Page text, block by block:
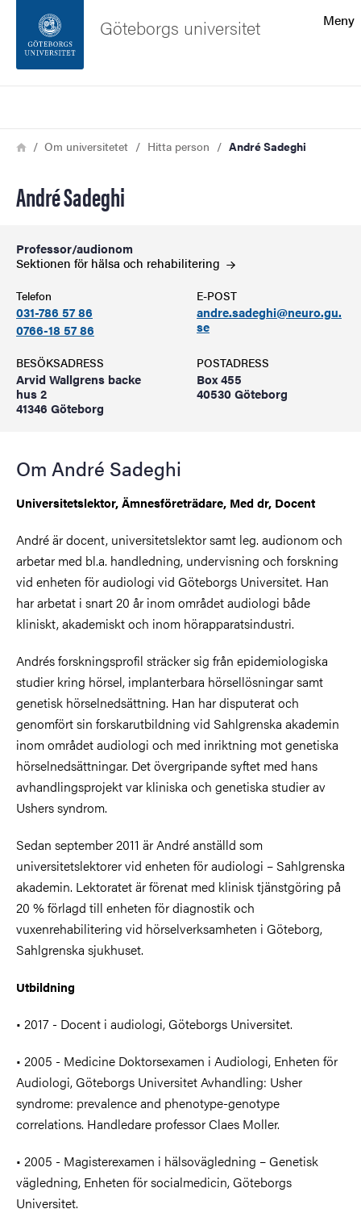
Sidfoten
Meny
Göteborgs universitet
Länkstig
HemOm universitetet Hitta person André Sadeghi
André Sadeghi
Professor/audionom
Sektionen för hälsa och rehabilitering
Telefon
031-786 57 86
0766-18 57 86
E-POST
andre.sadeghi@neuro.gu.
se
BESÖKSADRESS
Arvid Wallgrens backe
hus 2
41346 Göteborg
POSTADRESS
Box 455
40530 Göteborg
Om André Sadeghi
Universitetslektor, Ämnesföreträdare, Med dr, Docent
André är docent, universitetslektor samt leg. audionom och
arbetar med bl.a. handledning, undervisning och forskning
vid enheten för audiologi vid Göteborgs Universitet. Han
har arbetat i snart 20 år inom området audiologi både
kliniskt, akademiskt och inom hörapparatsindustri.
Andrés forskningsprofil sträcker sig från epidemiologiska
studier kring hörsel, implanterbara hörsellösningar samt
genetisk hörselnedsättning. Han har disputerat och
genomfört sin forskarutbildning vid Sahlgrenska akademin
inom området audiologi och med inriktning mot genetiska
hörselnedsättningar. Det övergripande syftet med hans
avhandlingsprojekt var kliniska och genetiska studier av
Ushers syndrom.
Sedan september 2011 är André anställd som
universitetslektorer vid enheten för audiologi – Sahlgrenska
akademin. Lektoratet är förenat med klinisk tjänstgöring på
20 % förlagd till enheten för diagnostik och
vuxenrehabilitering vid hörselverksamheten i Göteborg,
Sahlgrenska sjukhuset.
Utbildning
• 2017 - Docent i audiologi, Göteborgs Universitet.
• 2005 - Medicine Doktorsexamen i Audiologi, Enheten för
Audiologi, Göteborgs Universitet Avhandling: Usher
syndrome: prevalence and phenotype-genotype
correlations. Handledare professor Claes Moller.
• 2005 - Magisterexamen i hälsovägledning – Genetisk
vägledning, Enheten för socialmedicin, Göteborgs
Universitet.